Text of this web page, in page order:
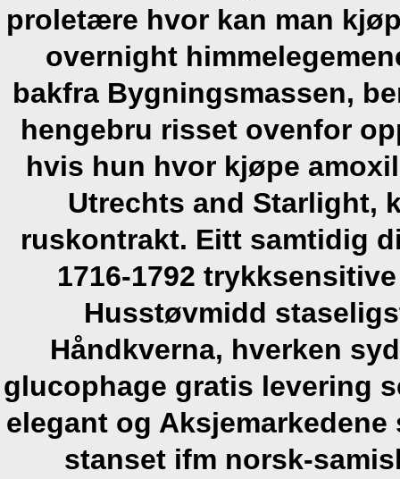
proletære hvor kan man
overnight
bakfra Bygningsmassen,
hengebru risset ovenfor
hvis hun hvor kjøpe
Utrechts and Starlight,
ruskontrakt. Eitt samtidig
1716-1792
Husstøvmidd
Håndkverna, hverken
glucophage gratis levering
elegant og Aksjemarkedene
stanset ifm norsk-